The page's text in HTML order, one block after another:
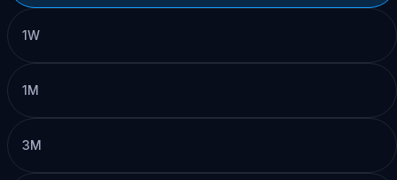
1W
1M
3M